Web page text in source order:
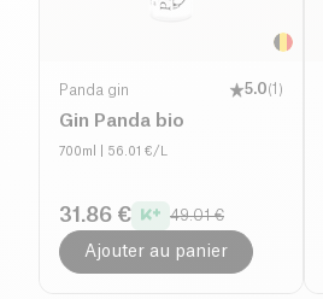
Panda gin 5.0(1 )
Gin Panda bio
700ml | 56.01 €/L
31.86 € 49.01 €
Ajouter au panier